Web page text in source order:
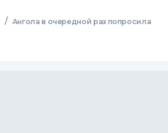
/ Ангола в очередной раз попросила